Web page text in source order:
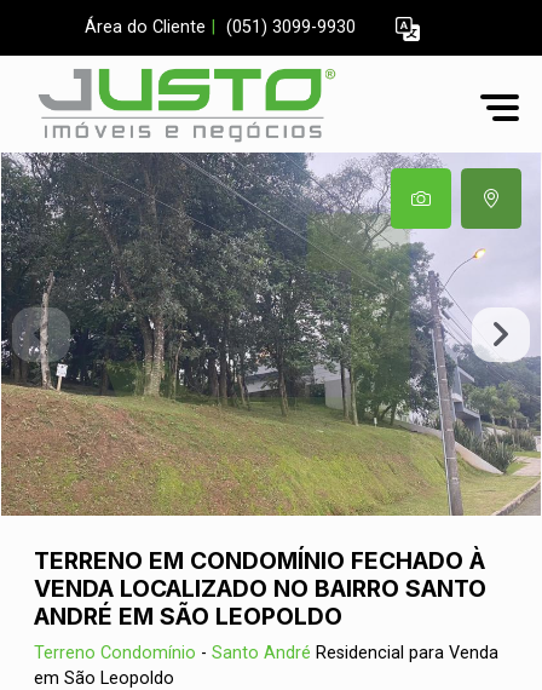
Área do Cliente (051) 3099-9930
TERRENO EM CONDOMÍNIO FECHADO À
VENDA LOCALIZADO NO BAIRRO SANTO
ANDRÉ EM SÃO LEOPOLDO
Terreno Condomínio - Santo André Residencial para Venda
em São Leopoldo